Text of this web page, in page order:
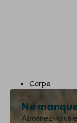
Carpe
Ne
Abonnez-vous